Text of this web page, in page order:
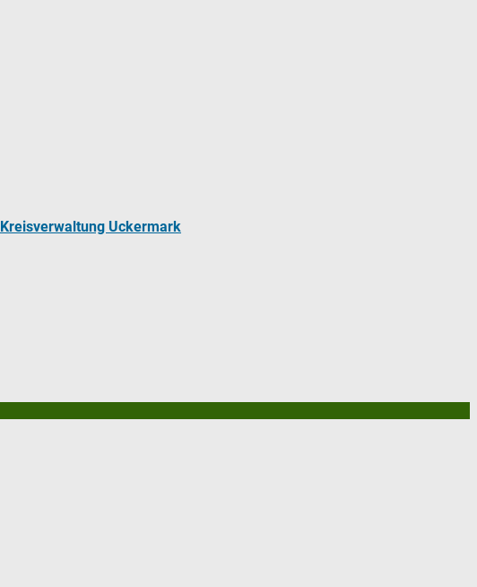
Kreisverwaltung Uckermark